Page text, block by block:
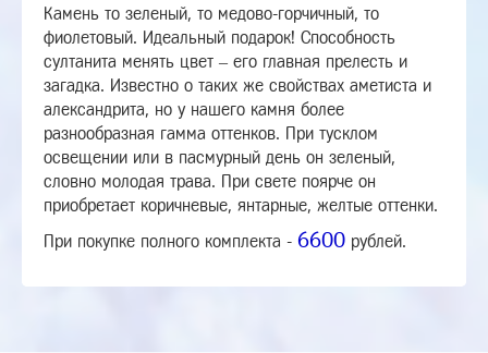
Камень то зеленый, то медово-горчичный, то
фиолетовый. Идеальный подарок! Способность
султанита менять цвет – его главная прелесть и
загадка. Известно о таких же свойствах аметиста и
александрита, но у нашего камня более
разнообразная гамма оттенков. При тусклом
освещении или в пасмурный день он зеленый,
словно молодая трава. При свете поярче он
приобретает коричневые, янтарные, желтые оттенки.
При покупке полного комплекта - 6600 рублей.